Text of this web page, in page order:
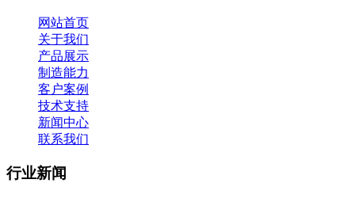
网站首页
关于我们
产品展示
制造能力
客户案例
技术支持
新闻中心
联系我们
行业新闻